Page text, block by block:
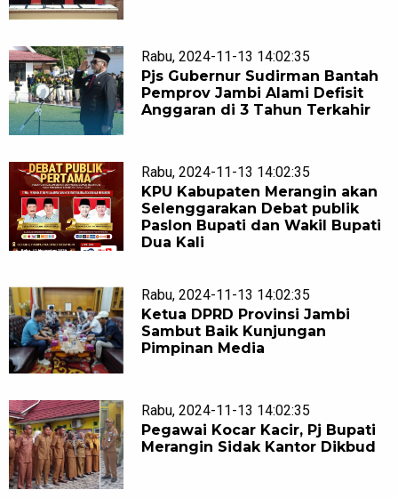
Rabu, 2024-11-13 14:02:35
Pjs Gubernur Sudirman Bantah
Pemprov Jambi Alami Defisit
Anggaran di 3 Tahun Terkahir
Rabu, 2024-11-13 14:02:35
KPU Kabupaten Merangin akan
Selenggarakan Debat publik
Paslon Bupati dan Wakil Bupati
Dua Kali
Rabu, 2024-11-13 14:02:35
Ketua DPRD Provinsi Jambi
Sambut Baik Kunjungan
Pimpinan Media
Rabu, 2024-11-13 14:02:35
Pegawai Kocar Kacir, Pj Bupati
Merangin Sidak Kantor Dikbud